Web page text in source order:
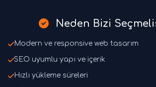
Neden Bizi
Modern ve responsive web tasarım
SEO uyumlu yapı ve içerik
Hızlı yükleme süreleri